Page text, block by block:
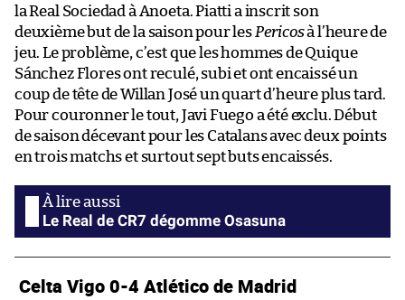
la Real Sociedad à Anoeta. Piatti a inscrit son
deuxième but de la saison pour les Pericosà l’heure de
jeu. Le problème, c’est que les hommes de Quique
Sánchez Flores ont reculé, subi et ont encaissé un
coup de tête de Willan José un quart d’heure plus tard.
Pour couronner le tout, Javi Fuego a été exclu. Début
de saison décevant pour les Catalans avec deux points
en trois matchs et surtout sept buts encaissés.
Le Real de CR7 dégomme Osasuna
Celta Vigo 0-4 Atlético de Madrid